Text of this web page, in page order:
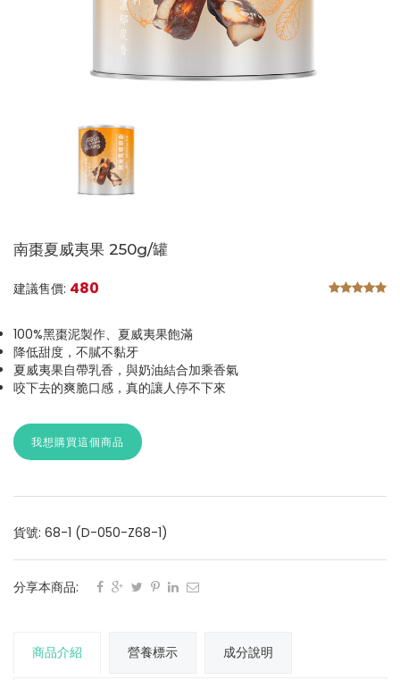
南棗夏威夷果 250g/罐
建議售價: 480
100%黑棗泥製作、夏威夷果飽滿
降低甜度，不膩不黏牙
夏威夷果自帶乳香，與奶油結合加乘香氣
咬下去的爽脆口感，真的讓人停不下來
我想購買這個商品
貨號: 68-1 (D-050-Z68-1)
分享本商品:
商品介紹 營養標示 成分說明